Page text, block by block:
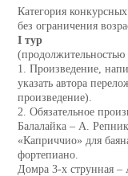
Категория
без ограничения
I тур
1. Произведение,
указать автора
произведение).
2. Обязательное
Балалайка – А.
«Каприччио» для
фортепиано.
Домра 3-х струнная –